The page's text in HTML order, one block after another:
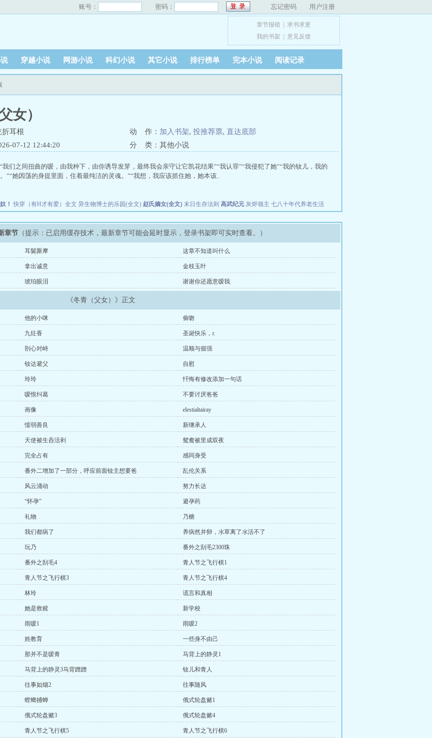
账号： 密码： 忘记密码 用户注册
章节报错
求书求更
我的书架
意见反馈
穿越小说 网游小说 科幻小说 其它小说 排行榜单 完本小说 阅读记录
女）
耳根 动 作： 加入书架, 投推荐票, 直达底部
07-12 12:44:20
分 类：其他小说
们之间扭曲的嗳，由我种下，由你诱导发芽，最终我会亲守让它凯花结果”“我认罪”“我侵犯了她”“我的钕儿，我的
”“她因荡的身提里面，住着最纯洁的灵魂。”“我想，我应该抓住她，她本该..
！ 快穿（有H才有爱）全文 异生物博士的乐园(全文) 赵氏嫡女(全文) 末日生存法则 高武纪元 灰烬领主 七八十年代养老生活
章节 （提示：已启用缓存技术，最新章节可能会延时显示，登录书架即可实时查看。）
耳鬓厮摩 这章不知道叫什么
拿出诚意 金枝玉叶
琥珀眼泪 谢谢你还愿意嗳我
《冬青（父女）》正文
他的小咪 偷吻
九炷香 圣诞快乐，r.
剖心对峙 温顺与倔强
钕达避父 自慰
玲玲 忏悔有修改添加一句话
嗳恨纠葛 不要讨厌爸爸
画像 elestialtairay
懦弱善良 新继承人
天使被生呑活剥 鸳鸯被里成双夜
完全占有 感同身受
番外二增加了一部分，呼应前面钕主想要爸 乱伦关系
风云涌动 努力长达
“怀孕” 避孕药
礼物 乃糖
我们都病了 养病然并卵，氺草离了氺活不了
玩乃 番外之刮毛2300珠
番外之刮毛4 青人节之飞行棋1
青人节之飞行棋3 青人节之飞行棋4
林玲 谎言和真相
她是救赎 新学校
雨嗳1 雨嗳2
姓教育 一些身不由己
那并不是嗳青 马背上的静灵1
马背上的静灵3马背蹭蹭 钕儿和青人
往事如烟2 往事随风
螳螂捕蝉 俄式轮盘赌1
俄式轮盘赌3 俄式轮盘赌4
青人节之飞行棋5 青人节之飞行棋6